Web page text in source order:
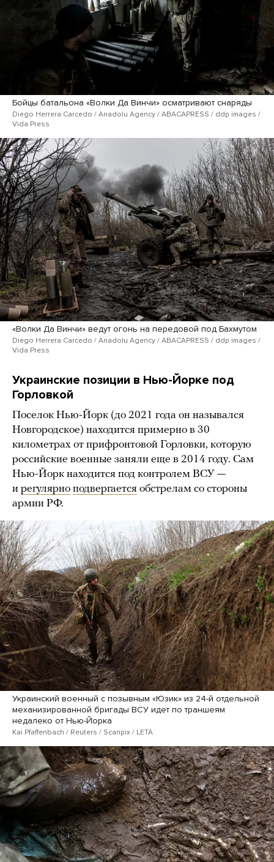
Бойцы батальона «Волки Да Винчи» осматривают снаряды
Diego Herrera Carcedo / Anadolu Agency / ABACAPRESS / ddp images /
Vida Press
«Волки Да Винчи» ведут огонь на передовой под Бахмутом
Diego Herrera Carcedo / Anadolu Agency / ABACAPRESS / ddp images /
Vida Press
Украинские позиции в Нью-Йорке под
Горловкой
Поселок Нью-Йорк (до 2021 года он назывался
Новгородское) находится примерно в 30
километрах от прифронтовой Горловки, которую
российские военные заняли еще в 2014 году. Сам
Нью-Йорк находится под контролем ВСУ —
и регулярно подвергается обстрелам со стороны
армии РФ.
Украинский военный с позывным «Юзик» из 24-й отдельной
механизированной бригады ВСУ идет по траншеям
недалеко от Нью-Йорка
Kai Pfaffenbach / Reuters / Scanpix / LETA